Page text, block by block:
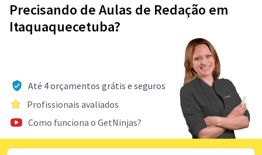
Precisando de Aulas de Redação em
Itaquaquecetuba?
Até 4 orçamentos grátis e seguros
Profissionais avaliados
Como funciona o GetNinjas?